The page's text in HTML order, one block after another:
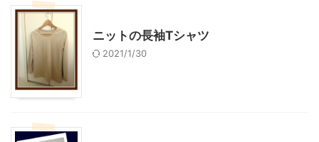
ニットの長袖Tシャツ
2021/1/30